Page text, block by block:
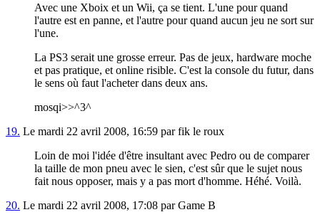
Avec une Xboix et un Wii, ça se tient. L'une pour quand
l'autre est en panne, et l'autre pour quand aucun jeu ne sort sur
l'une.
La PS3 serait une grosse erreur. Pas de jeux, hardware moche
et pas pratique, et online risible. C'est la console du futur, dans
le sens où faut l'acheter dans deux ans.
mosqi>>^3^
19. Le mardi 22 avril 2008, 16:59 par fik le roux
Loin de moi l'idée d'être insultant avec Pedro ou de comparer
la taille de mon pneu avec le sien, c'est sûr que le sujet nous
fait nous opposer, mais y a pas mort d'homme. Héhé. Voilà.
20. Le mardi 22 avril 2008, 17:08 par Game B